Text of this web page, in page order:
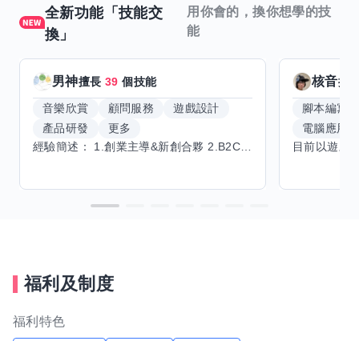
全新功能「技能交
換」
用你會的，換你想學的技
能
男神擅長39 個技能
音樂欣賞 顧問服務
遊戲設計
產品研發
更多
核音擅
腳本編寫
電腦應用
福利及制度
福利特色